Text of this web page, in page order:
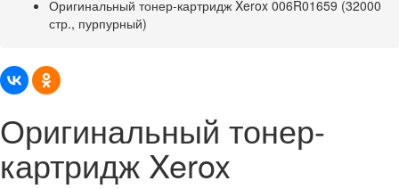
Оригинальный тонер-картридж Xerox 006R01659 (32000
стр., пурпурный)
Оригинальный тонер-
картридж Xerox